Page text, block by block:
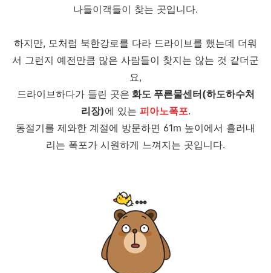
나들이객들이 찾는 곳입니다.
하지만, 모처럼 북한강로를 다라 드라이브를 했는데 더워
서 그런지 예전만큼 많은 사람들이 찾지는 않는 것 같더군
요,
드라이브하다가 들린 곳은 화도 푸른물센터(하도하수처
리장)에 있는 피아노폭포.
동절기를 제와한 계절에 방문하면 61m 높이에서 흘러내
리는 폭포가 시원하게 느껴지는 곳입니다.